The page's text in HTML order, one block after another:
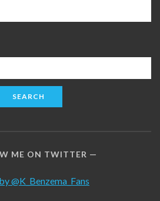
ME ON TWITTER
@K_Benzema_Fans